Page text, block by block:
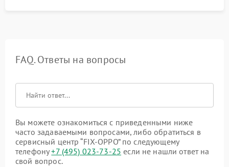
FAQ. Ответы на вопросы
Вы можете ознакомиться с приведенными ниже
часто задаваемыми вопросами, либо обратиться в
сервисный центр “FIX-OPPO” по следующему
телефону+7 (495) 023-73-25 если не нашли ответ на
свой вопрос.